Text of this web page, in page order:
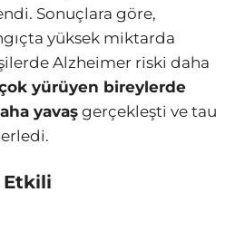
Sonuçlara göre,
yüksek miktarda
Alzheimer riski daha
yürüyen bireylerde
yavaş gerçekleşti ve tau
Etkili